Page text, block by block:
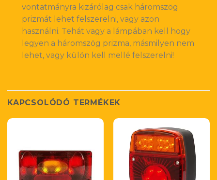
vontatmányra kizárólag csak háromszög
prizmát lehet felszerelni, vagy azon
használni. Tehát vagy a lámpában kell hogy
legyen a háromszög prizma, másmilyen nem
lehet, vagy külön kell mellé felszerelni!
KAPCSOLÓDÓ TERMÉKEK